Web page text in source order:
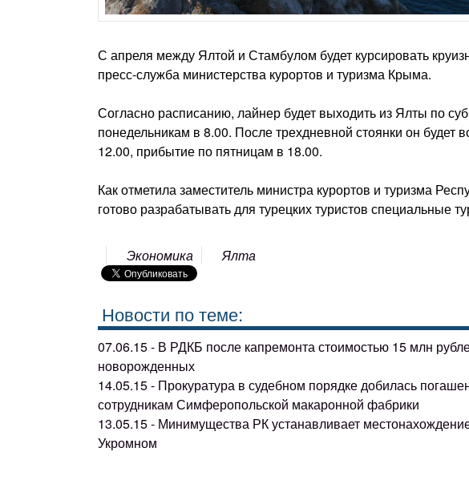
С апреля между Ялтой и Стамбулом будет курсировать
пресс-служба министерства курортов и туризма Крыма.
Согласно расписанию, лайнер будет выходить из Ялты по
понедельникам в 8.00. После трехдневной стоянки он будет
12.00, прибытие по пятницам в 18.00.
Как отметила заместитель министра курортов и туризма
готово разрабатывать для турецких туристов специальные
Экономика Ялта
Новости по теме:
07.06.15 - В РДКБ после капремонта стоимостью 15 млн
новорожденных
14.05.15 - Прокуратура в судебном порядке добилась
сотрудникам Симферопольской макаронной фабрики
13.05.15 - Минимущества РК устанавливает
Укромном